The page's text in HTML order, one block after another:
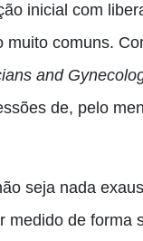
inicial com
muito comuns.
and
de, pelo
seja nada
medido de forma